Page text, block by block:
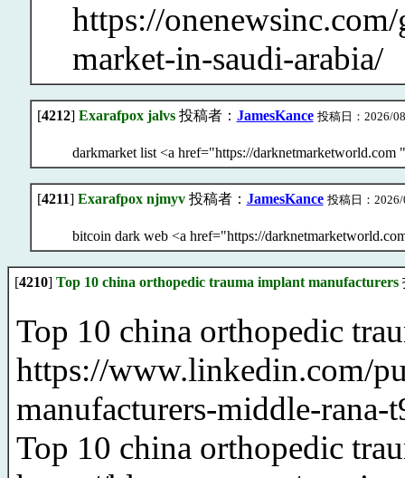
https://
market-in-saudi-arabia/
[4212] Exarafpox jalvs投稿者： JamesKance 投稿日：2026/
darkmarket list <a href="https://darknetmarketworld.com
[4211] Exarafpox njmyv投稿者： JamesKance 投稿日：
bitcoin dark web <a href="https://
[4210] Top 10 china orthopedic trauma implant manufacturers
Top 10 china orthopedic
https://www.linkedin.com/
manufacturers-middle-rana-
Top 10 china orthopedic